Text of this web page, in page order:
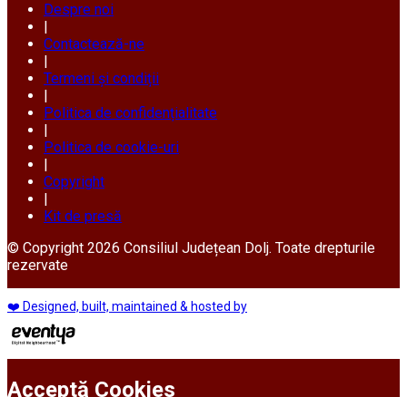
Despre noi
|
Contactează-ne
|
Termeni și condiții
|
Politica de confidențialitate
|
Politica de cookie-uri
|
Copyright
|
Kit de presă
© Copyright 2026 Consiliul Județean Dolj. Toate drepturile
rezervate
❤️ Designed, built, maintained & hosted by
Acceptă Cookies